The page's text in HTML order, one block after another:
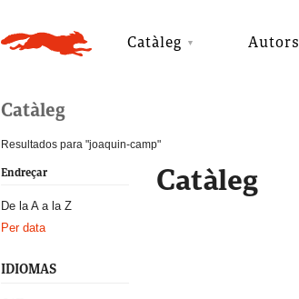
Catàleg Autors
Catàleg
Resultados para "joaquin-camp"
Endreçar
De la A a la Z
Per data
IDIOMAS
Catàleg